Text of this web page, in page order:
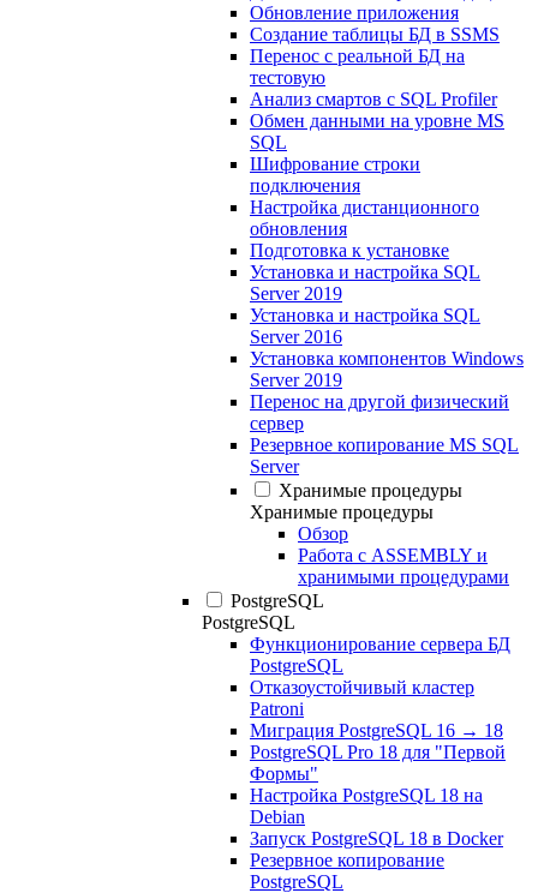
Обновление приложения
Создание таблицы БД в SSMS
Перенос с реальной БД на
тестовую
Анализ смартов с SQL Profiler
Обмен данными на уровне MS
SQL
Шифрование строки
подключения
Настройка дистанционного
обновления
Подготовка к установке
Установка и настройка SQL
Server 2019
Установка и настройка SQL
Server 2016
Установка компонентов Windows
Server 2019
Перенос на другой физический
сервер
Резервное копирование MS SQL
Server
Хранимые процедуры
Хранимые процедуры
Обзор
Работа с ASSEMBLY и
хранимыми процедурами
PostgreSQL
PostgreSQL
Функционирование сервера БД
PostgreSQL
Отказоустойчивый кластер
Patroni
Миграция PostgreSQL 16 → 18
PostgreSQL Pro 18 для "Первой
Формы"
Настройка PostgreSQL 18 на
Debian
Запуск PostgreSQL 18 в Docker
Резервное копирование
PostgreSQL